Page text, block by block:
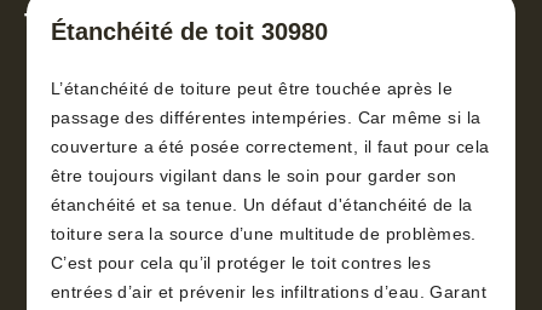
toiture 30
Étanchéité de toit 30980
L’étanchéité de toiture peut être touchée après le
passage des différentes intempéries. Car même si la
couverture a été posée correctement, il faut pour cela
être toujours vigilant dans le soin pour garder son
étanchéité et sa tenue. Un défaut d'étanchéité de la
toiture sera la source d’une multitude de problèmes.
C’est pour cela qu’il protéger le toit contres les
entrées d’air et prévenir les infiltrations d’eau. Garant